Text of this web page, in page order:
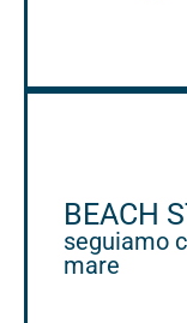
BEACH
seguiamo
mare